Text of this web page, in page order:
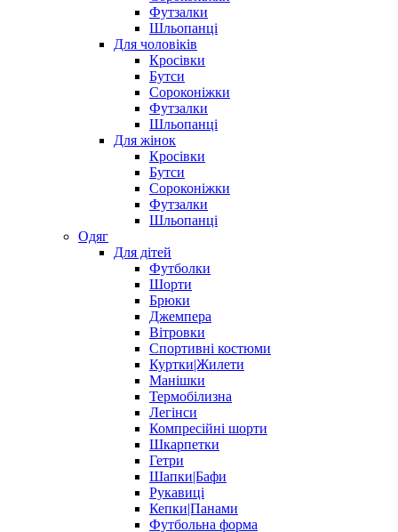
Футзалки
Шльопанці
Для чоловіків
Кросівки
Бутси
Сороконіжки
Футзалки
Шльопанці
Для жінок
Кросівки
Бутси
Сороконіжки
Футзалки
Шльопанці
Одяг
Для дітей
Футболки
Шорти
Брюки
Джемпера
Вітровки
Спортивні костюми
Куртки|Жилети
Манішки
Термобілизна
Легінси
Компресійні шорти
Шкарпетки
Гетри
Шапки|Бафи
Рукавиці
Кепки|Панами
Футбольна форма